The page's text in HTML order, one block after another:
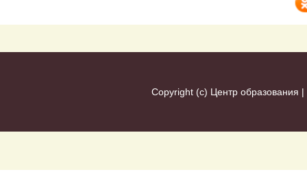
Copyright (c) Центр образования |